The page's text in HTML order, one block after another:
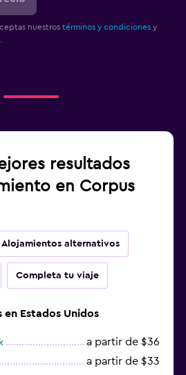
nuestros términos y condiciones y
resultados
en Corpus
Alojamientos alternativos
Completa tu viaje
Estados Unidos
a partir de $36
a partir de $33